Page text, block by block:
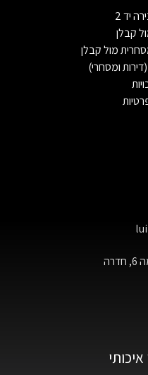
יד 2
קבלן
מול קבלן
(דירות ומסחרי)